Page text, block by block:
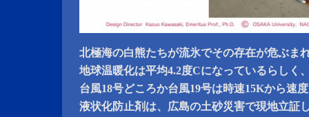
北極海の白熊たちが流氷でその存在が危ぶま
地球温暖化は平均4.2度Cになっているらしく
台風18号どころか台風19号は時速15Kから速
液状化防止剤は、広島の土砂災害で現地立証